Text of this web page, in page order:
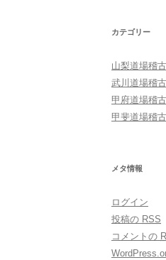
カテゴリー
山梨道場稽
武川道場稽
甲府道場稽
甲斐道場稽
メタ情報
ログイン
投稿の RSS
コメントの